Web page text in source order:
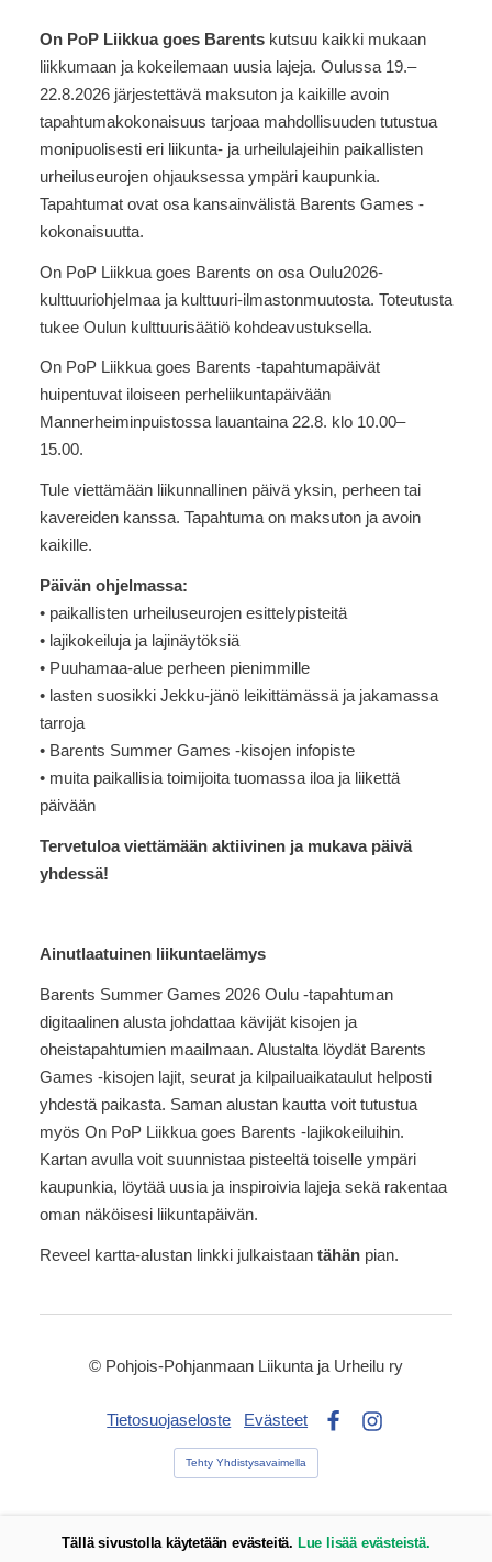
On PoP Liikkua goes Barentskutsuu kaikki mukaan
liikkumaan ja kokeilemaan uusia lajeja. Oulussa 19.–
22.8.2026 järjestettävä maksuton ja kaikille avoin
tapahtumakokonaisuus tarjoaa mahdollisuuden tutustua
monipuolisesti eri liikunta- ja urheilulajeihin paikallisten
urheiluseurojen ohjauksessa ympäri kaupunkia.
Tapahtumat ovat osa kansainvälistä Barents Games -
kokonaisuutta.
On PoP Liikkua goes Barents on osa Oulu2026-
kulttuuriohjelmaa ja kulttuuri-ilmastonmuutosta. Toteutusta
tukee Oulun kulttuurisäätiö kohdeavustuksella.
On PoP Liikkua goes Barents -tapahtumapäivät
huipentuvat iloiseen perheliikuntapäivään
Mannerheiminpuistossa lauantaina 22.8. klo 10.00–
15.00.
Tule viettämään liikunnallinen päivä yksin, perheen tai
kavereiden kanssa. Tapahtuma on maksuton ja avoin
kaikille.
Päivän ohjelmassa:
• paikallisten urheiluseurojen esittelypisteitä
• lajikokeiluja ja lajinäytöksiä
• Puuhamaa-alue perheen pienimmille
• lasten suosikki Jekku-jänö leikittämässä ja jakamassa
tarroja
• Barents Summer Games -kisojen infopiste
• muita paikallisia toimijoita tuomassa iloa ja liikettä
päivään
Tervetuloa viettämään aktiivinen ja mukava päivä
yhdessä!
Ainutlaatuinen liikuntaelämys
Barents Summer Games 2026 Oulu -tapahtuman
digitaalinen alusta johdattaa kävijät kisojen ja
oheistapahtumien maailmaan. Alustalta löydät Barents
Games -kisojen lajit, seurat ja kilpailuaikataulut helposti
yhdestä paikasta. Saman alustan kautta voit tutustua
myös On PoP Liikkua goes Barents -lajikokeiluihin.
Kartan avulla voit suunnistaa pisteeltä toiselle ympäri
kaupunkia, löytää uusia ja inspiroivia lajeja sekä rakentaa
oman näköisesi liikuntapäivän.
Reveel kartta-alustan linkki julkaistaan tähänpian.
© Pohjois-Pohjanmaan Liikunta ja Urheilu ry
Tietosuojaseloste
Evästeet
Tehty Yhdistysavaimella
Tällä sivustolla käytetään evästeitä. Lue lisää evästeistä.